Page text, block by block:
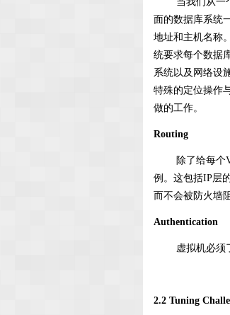
面的数据库系统
地址和主机名称
统要求每个数据
系统以及网络设
特殊的定位操作
做的工作。
Routing
除了给每个
例。这包括IP层
而不会被防火墙
Authentication
虚拟机必须了
2.2 Tuning